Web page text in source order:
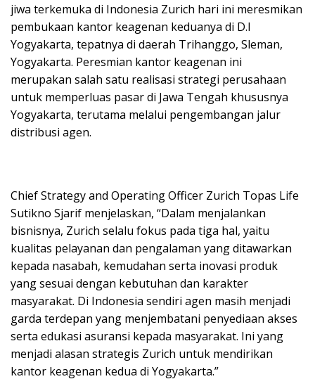
jiwa terkemuka di Indonesia Zurich hari ini meresmikan
pembukaan kantor keagenan keduanya di D.I
Yogyakarta, tepatnya di daerah Trihanggo, Sleman,
Yogyakarta. Peresmian kantor keagenan ini
merupakan salah satu realisasi strategi perusahaan
untuk memperluas pasar di Jawa Tengah khususnya
Yogyakarta, terutama melalui pengembangan jalur
distribusi agen.
Chief Strategy and Operating Officer Zurich Topas Life
Sutikno Sjarif menjelaskan, “Dalam menjalankan
bisnisnya, Zurich selalu fokus pada tiga hal, yaitu
kualitas pelayanan dan pengalaman yang ditawarkan
kepada nasabah, kemudahan serta inovasi produk
yang sesuai dengan kebutuhan dan karakter
masyarakat. Di Indonesia sendiri agen masih menjadi
garda terdepan yang menjembatani penyediaan akses
serta edukasi asuransi kepada masyarakat. Ini yang
menjadi alasan strategis Zurich untuk mendirikan
kantor keagenan kedua di Yogyakarta.”